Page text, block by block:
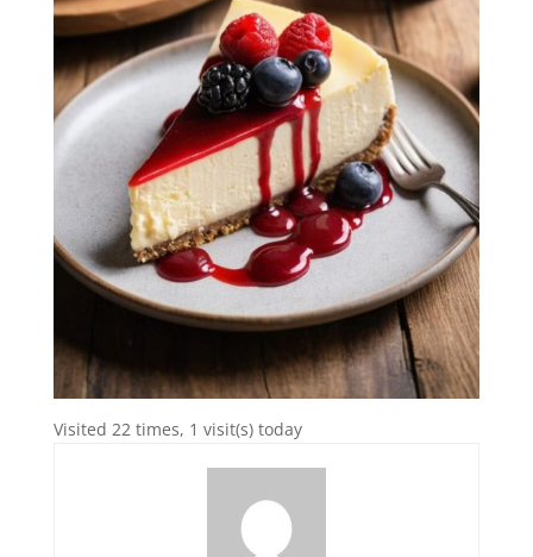
Visited 22 times, 1 visit(s) today